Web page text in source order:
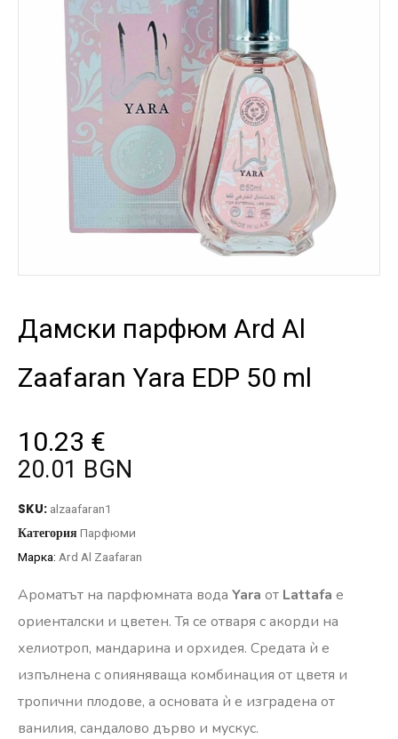
Дамски парфюм Ard Al
Zaafaran Yara EDP 50 ml
10.23 €
20.01 BGN
SKU: alzaafaran1
Категория Парфюми
Марка: Ard Al Zaafaran
Ароматът на парфюмната вода Yara от Lattafa е
ориенталски и цветен. Тя се отваря с акорди на
хелиотроп, мандарина и орхидея. Средата ѝ е
изпълнена с опияняваща комбинация от цветя и
тропични плодове, а основата ѝ е изградена от
ванилия, сандалово дърво и мускус.